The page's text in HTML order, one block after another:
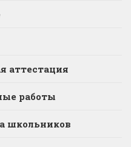
аттестация
работы
школьников